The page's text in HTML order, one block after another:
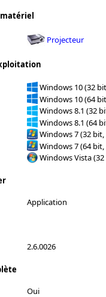
Projecteur
Windows 10 (32
Windows 10 (64
Windows 8.1 (32
Windows 8.1 (64
Windows 7 (32 bit,
Windows 7 (64 bit,
Windows Vista
Application
2.6.0026
Oui